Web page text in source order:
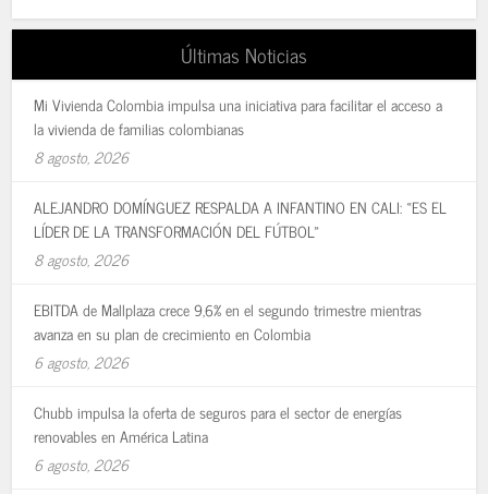
Últimas Noticias
Mi Vivienda Colombia impulsa una iniciativa para facilitar el acceso a
la vivienda de familias colombianas
8 agosto, 2026
ALEJANDRO DOMÍNGUEZ RESPALDA A INFANTINO EN CALI: «ES EL
LÍDER DE LA TRANSFORMACIÓN DEL FÚTBOL»
8 agosto, 2026
EBITDA de Mallplaza crece 9,6% en el segundo trimestre mientras
avanza en su plan de crecimiento en Colombia
6 agosto, 2026
Chubb impulsa la oferta de seguros para el sector de energías
renovables en América Latina
6 agosto, 2026